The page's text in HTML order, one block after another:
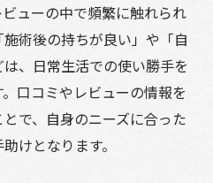
ューの中で頻繁に触れられ
術後の持ちが良い」や「自
、日常生活での使い勝手を
口コミやレビューの情報を
で、自身のニーズに合った
けとなります。